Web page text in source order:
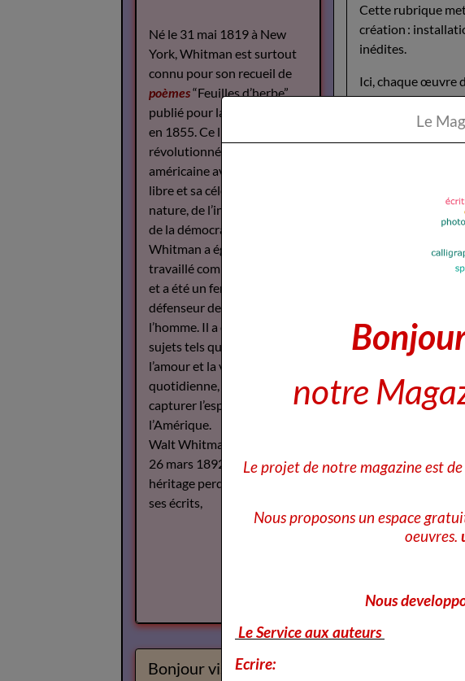
Cette rubrique
création :
inédites.
Ici, chaque œuvre
penser autrement.
une vitrine
Agenda
Aujourd'hui 17
PartagerFacebook
X
★
Ajouter un
Nom
E-mail
Né le 31 mai 1819 à New
York, Whitman est surtout
connu pour son recueil de
poèmes“Feuilles d’herbe”,
publié pour la première fois
en 1855. Ce livre a
révolutionné la poésie
américaine avec son style
libre et sa célébration de la
nature, de l’individualité et
de la démocratie.
Whitman a également
travaillé comme journaliste
et a été un fervent
défenseur des droits de
l’homme. Il a écrit sur des
sujets tels que la guerre,
l’amour et la vie
quotidienne, cherchant à
capturer l’esprit de
l’Amérique.
Walt Whitman est décédé le
26 mars 1892, mais son
héritage perdure à travers
ses écrits,
Bonjour visiteurs
notre
Le projet de notre magazine est
Nous proposons un espace
oeuvres.
Nous
Le Service aux auteurs
Ecrire: